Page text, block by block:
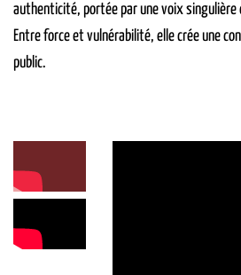
authenticité, portée par une voix singulière
Entre force et vulnérabilité, elle crée une
public.